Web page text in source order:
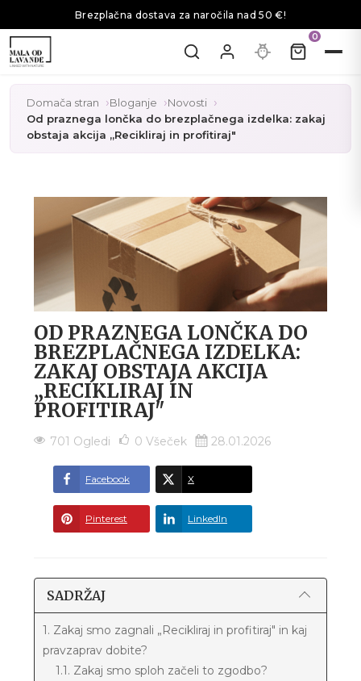
Brezplačna dostava za naročila nad 50 €!
0
Domača stran Bloganje
Novosti
Od praznega lončka do brezplačnega izdelka: zakaj
obstaja akcija „Recikliraj in profitiraj"
OD PRAZNEGA LONČKA DO
BREZPLAČNEGA IZDELKA:
ZAKAJ OBSTAJA AKCIJA
„RECIKLIRAJ IN
PROFITIRAJ"
701 Ogledi 0 Všeček 28.01.2026
Facebook X
Pinterest LinkedIn
SADRŽAJ
1. Zakaj smo zagnali „Recikliraj in profitiraj" in kaj
pravzaprav dobite?
1.1. Zakaj smo sploh začeli to zgodbo?